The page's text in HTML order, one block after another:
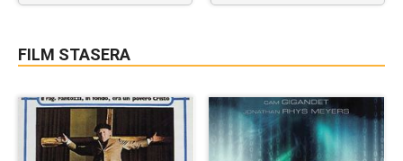
FILM STASERA